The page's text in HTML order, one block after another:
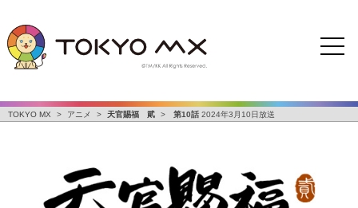
TOKYO MX > アニメ > 天官賜福 貮 > 第10話 2024年3月10日放送